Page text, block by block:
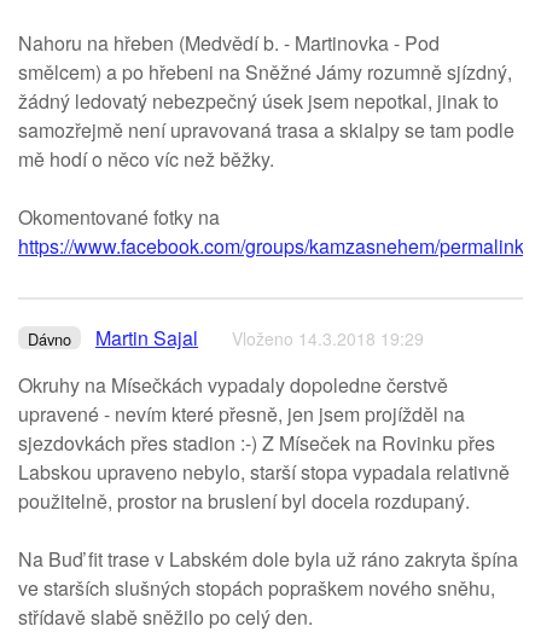
Nahoru na hřeben (Medvědí b. - Martinovka - Pod
smělcem) a po hřebeni na Sněžné Jámy rozumně sjízdný,
žádný ledovatý nebezpečný úsek jsem nepotkal, jinak to
samozřejmě není upravovaná trasa a skialpy se tam podle
mě hodí o něco víc než běžky.
Okomentované fotky na
https://www.facebook.com/groups/kamzasnehem/permalink/
Dávno Martin Sajal Vloženo 14.3.2018 19:29
Okruhy na Mísečkách vypadaly dopoledne čerstvě
upravené - nevím které přesně, jen jsem projížděl na
sjezdovkách přes stadion :-) Z Míseček na Rovinku přes
Labskou upraveno nebylo, starší stopa vypadala relativně
použitelně, prostor na bruslení byl docela rozdupaný.
Na Buď fit trase v Labském dole byla už ráno zakryta špína
ve starších slušných stopách popraškem nového sněhu,
střídavě slabě sněžilo po celý den.